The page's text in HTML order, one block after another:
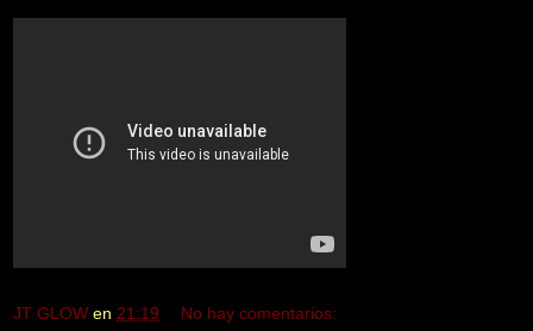
JT GLOW en 21:19 No hay comentarios: